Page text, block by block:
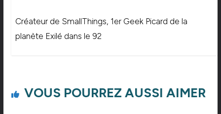
Créateur de SmallThings, 1er Geek Picard de la
planète Exilé dans le 92
VOUS POURREZ AUSSI AIMER